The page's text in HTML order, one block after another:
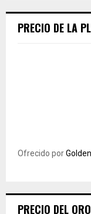
PRECIO DE LA
Ofrecido por
PRECIO DEL